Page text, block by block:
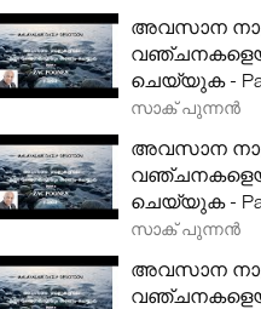
അവസാന
ചെയ്യുക -
സാക് പുന്നൻ
അവസാന
ചെയ്യുക -
സാക് പുന്നൻ
അവസാന